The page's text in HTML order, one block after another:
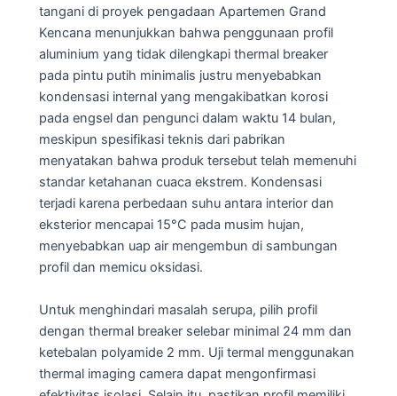
tangani di proyek pengadaan Apartemen Grand
Kencana menunjukkan bahwa penggunaan profil
aluminium yang tidak dilengkapi thermal breaker
pada pintu putih minimalis justru menyebabkan
kondensasi internal yang mengakibatkan korosi
pada engsel dan pengunci dalam waktu 14 bulan,
meskipun spesifikasi teknis dari pabrikan
menyatakan bahwa produk tersebut telah memenuhi
standar ketahanan cuaca ekstrem. Kondensasi
terjadi karena perbedaan suhu antara interior dan
eksterior mencapai 15°C pada musim hujan,
menyebabkan uap air mengembun di sambungan
profil dan memicu oksidasi.
Untuk menghindari masalah serupa, pilih profil
dengan thermal breaker selebar minimal 24 mm dan
ketebalan polyamide 2 mm. Uji termal menggunakan
thermal imaging camera dapat mengonfirmasi